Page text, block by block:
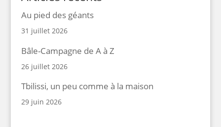
Au pied des géants
31 juillet 2026
Bâle-Campagne de A à Z
26 juillet 2026
Tbilissi, un peu comme à la maison
29 juin 2026